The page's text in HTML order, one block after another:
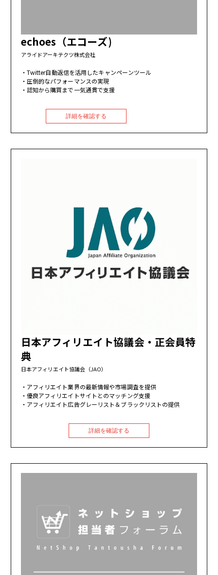
echoes（エコーズ)
アライドアーキテクツ株式会社
Twitter自動返信を活用したキャンペーンツール
圧倒的なパフォーマンスの実現
認知から購買まで一気通貫で支援
詳細を確認する
日本アフィリエイト協議会・正会員特
典
日本アフィリエイト協議会（JAO）
アフィリエイト業界の最新情報や市場調査を提供
優良アフィリエイトサイトとのマッチング支援
アフィリエイト広告グレーリスト＆ブラックリストの提供
詳細を確認する